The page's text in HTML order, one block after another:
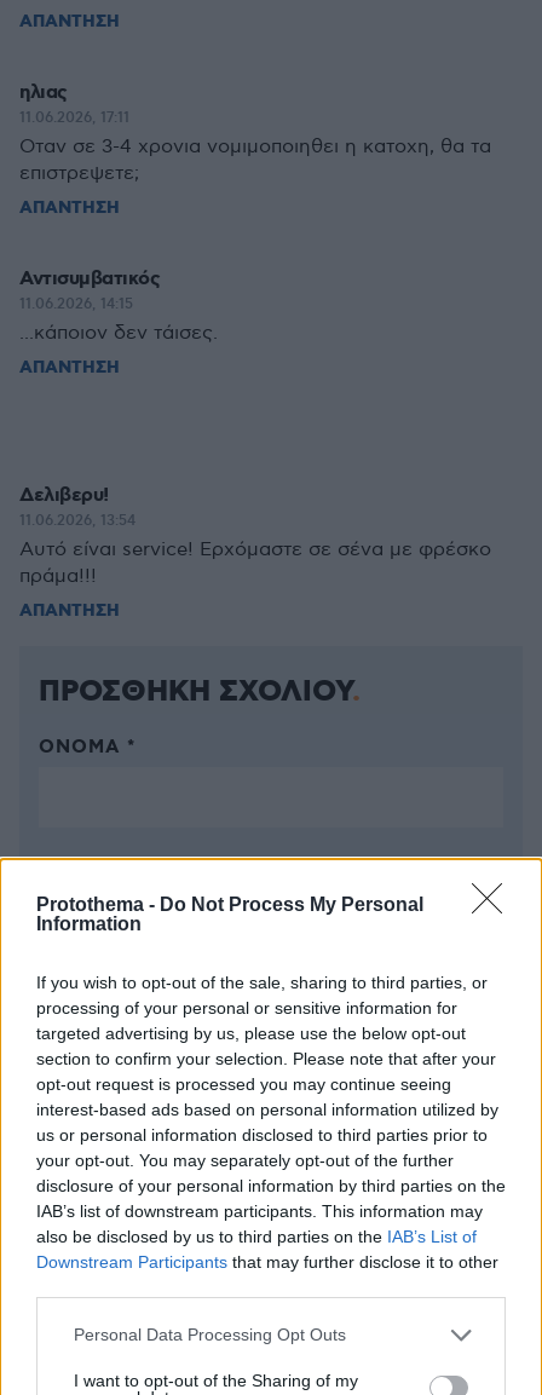
Protothema - Do Not Process My Personal
Information
If you wish to opt-out of the sale, sharing to third parties, or
processing of your personal or sensitive information for
targeted advertising by us, please use the below opt-out
section to confirm your selection. Please note that after your
opt-out request is processed you may continue seeing
interest-based ads based on personal information utilized by
us or personal information disclosed to third parties prior to
your opt-out. You may separately opt-out of the further
disclosure of your personal information by third parties on the
IAB’s list of downstream participants. This information may
also be disclosed by us to third parties on the IAB’s List of
Downstream Participants that may further disclose it to other
Please note that this website/app uses one or more Google
not limited to your visit or usage behaviour. You may click to
Personal Data Processing Opt Outs
I want to opt-out of the Sharing of my
ΑΠΑΝΤΗΣΗ
ηλιας
11.06.2026, 17:11
Οταν σε 3-4 χρονια νομιμοποιηθει η κατοχη, θα τα
επιστρεψετε;
ΑΠΑΝΤΗΣΗ
Αντισυμβατικός
11.06.2026, 14:15
...κάποιον δεν τάισες.
ΑΠΑΝΤΗΣΗ
Δελιβερυ!
11.06.2026, 13:54
Αυτό είναι service! Ερχόμαστε σε σένα με φρέσκο
πράμα!!!
ΑΠΑΝΤΗΣΗ
ΠΡΟΣΘΗΚΗ ΣΧΟΛΙΟΥ
ΌΝΟΜΑ *
ΣΧΌΛΙΟ *
Απομένουν 2500 χαρακτήρες